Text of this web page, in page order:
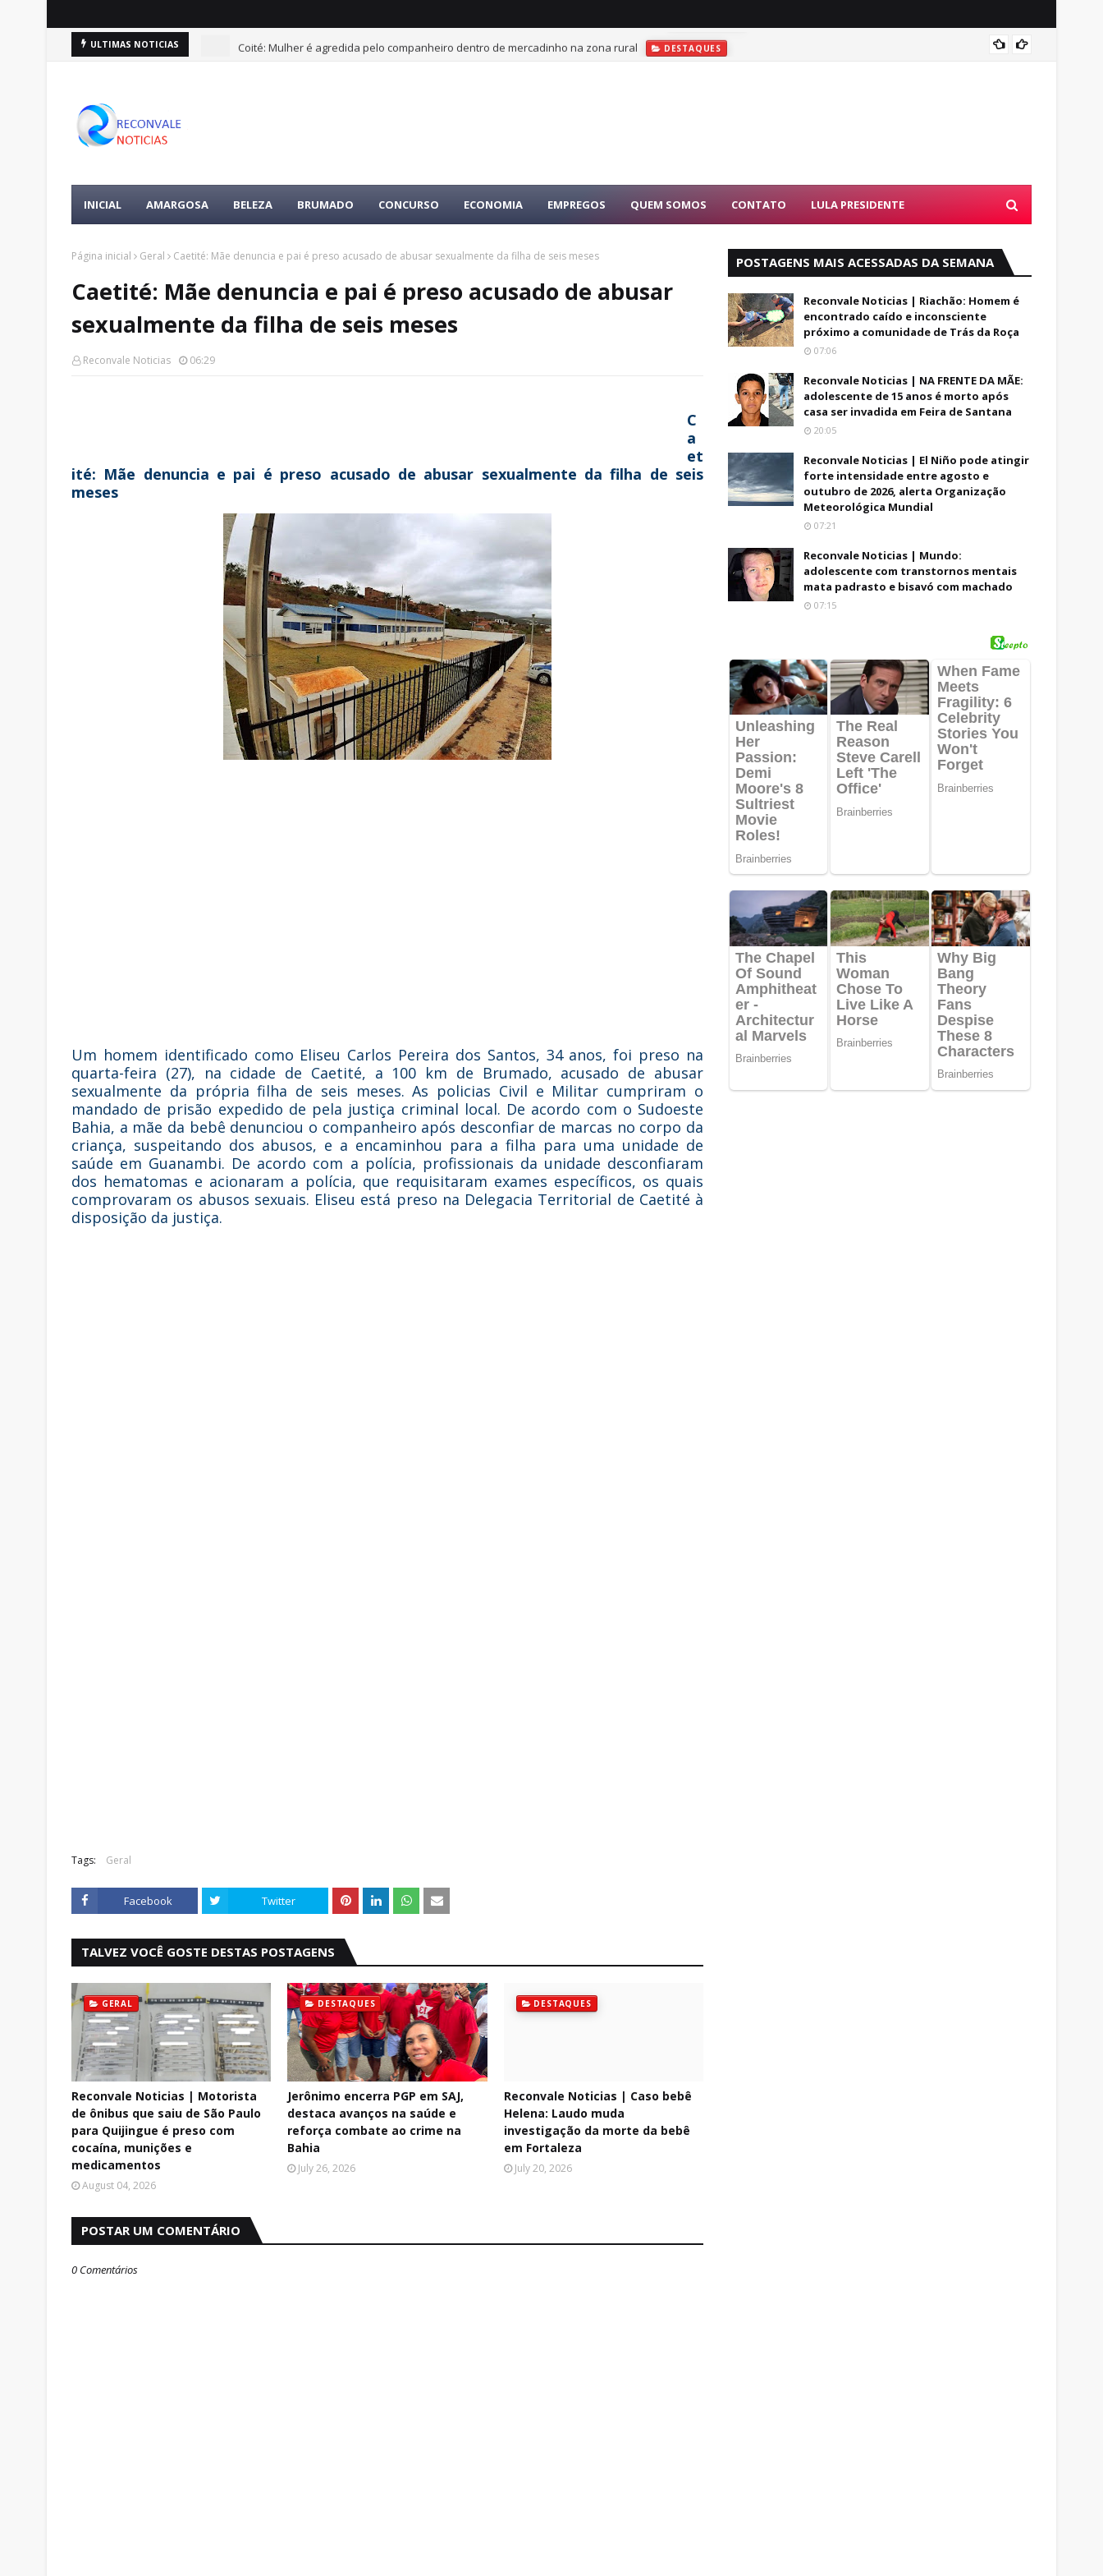
ULTIMAS NOTICIAS Coité: Mulher é agredida pelo companheiro dentro de mercadinho na zona rural DESTAQUES
INICIAL AMARGOSA BELEZA BRUMADO CONCURSO ECONOMIA EMPREGOS QUEM SOMOS CONTATO LULA PRESIDENTE
Página inicial Geral Caetité: Mãe denuncia e pai é preso acusado de abusar sexualmente da filha de seis meses
Caetité: Mãe denuncia e pai é preso acusado de abusar
sexualmente da filha de seis meses
Reconvale Noticias 06:29
C
a
et
ité: Mãe denuncia e pai é preso acusado de abusar sexualmente da filha de seis
meses
Um homem identificado como Eliseu Carlos Pereira dos Santos, 34 anos, foi preso na
quarta-feira (27), na cidade de Caetité, a 100 km de Brumado, acusado de abusar
sexualmente da própria filha de seis meses. As policias Civil e Militar cumpriram o
mandado de prisão expedido de pela justiça criminal local. De acordo com o Sudoeste
Bahia, a mãe da bebê denunciou o companheiro após desconfiar de marcas no corpo da
criança, suspeitando dos abusos, e a encaminhou para a filha para uma unidade de
saúde em Guanambi. De acordo com a polícia, profissionais da unidade desconfiaram
dos hematomas e acionaram a polícia, que requisitaram exames específicos, os quais
comprovaram os abusos sexuais. Eliseu está preso na Delegacia Territorial de Caetité à
disposição da justiça.
Tags: Geral
Facebook Twitter
TALVEZ VOCÊ GOSTE DESTAS POSTAGENS
GERAL
Reconvale Noticias | Motorista
de ônibus que saiu de São Paulo
para Quijingue é preso com
cocaína, munições e
medicamentos
August 04, 2026
DESTAQUES
Jerônimo encerra PGP em SAJ,
destaca avanços na saúde e
reforça combate ao crime na
Bahia
July 26, 2026
DESTAQUES
Reconvale Noticias | Caso bebê
Helena: Laudo muda
investigação da morte da bebê
em Fortaleza
July 20, 2026
POSTAR UM COMENTÁRIO
0 Comentários
POSTAGENS MAIS ACESSADAS DA SEMANA
Reconvale Noticias | Riachão: Homem é
encontrado caído e inconsciente
próximo a comunidade de Trás da Roça
07:06
Reconvale Noticias | NA FRENTE DA MÃE:
adolescente de 15 anos é morto após
casa ser invadida em Feira de Santana
20:05
Reconvale Noticias | El Niño pode atingir
forte intensidade entre agosto e
outubro de 2026, alerta Organização
Meteorológica Mundial
07:21
Reconvale Noticias | Mundo:
adolescente com transtornos mentais
mata padrasto e bisavó com machado
07:15